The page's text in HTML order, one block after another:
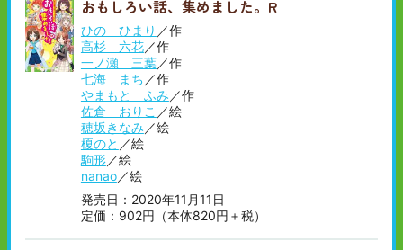
おもしろい話、集めました。R
ひの ひまり ／作
高杉 六花／作
一ノ瀬 三葉／作
七海 まち ／作
やまもと ふみ ／作
佐倉 おりこ ／絵
穂坂きなみ ／絵
榎のと ／絵
駒形／絵
nanao／絵
発売日：2020年11月11日
定価：902円（本体820円＋税）